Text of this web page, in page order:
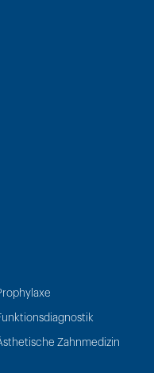
Zahnmedizin